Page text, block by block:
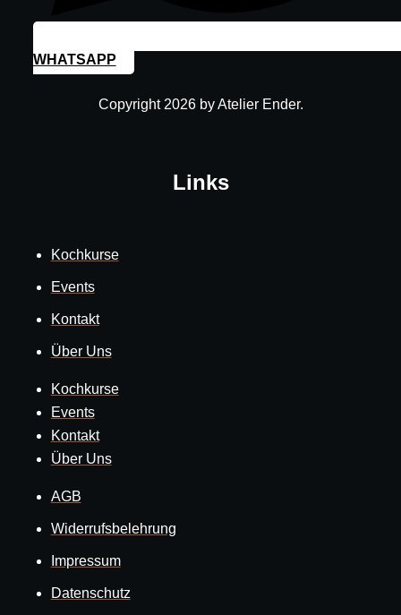
WHATSAPP
Copyright 2026 by Atelier Ender.
Links
Kochkurse
Events
Kontakt
Über Uns
Kochkurse
Events
Kontakt
Über Uns
AGB
Widerrufsbelehrung
Impressum
Datenschutz